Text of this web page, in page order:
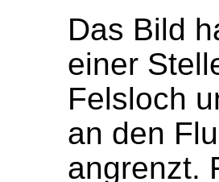
Das Bild
einer
Felsloch
an den
angrenzt.